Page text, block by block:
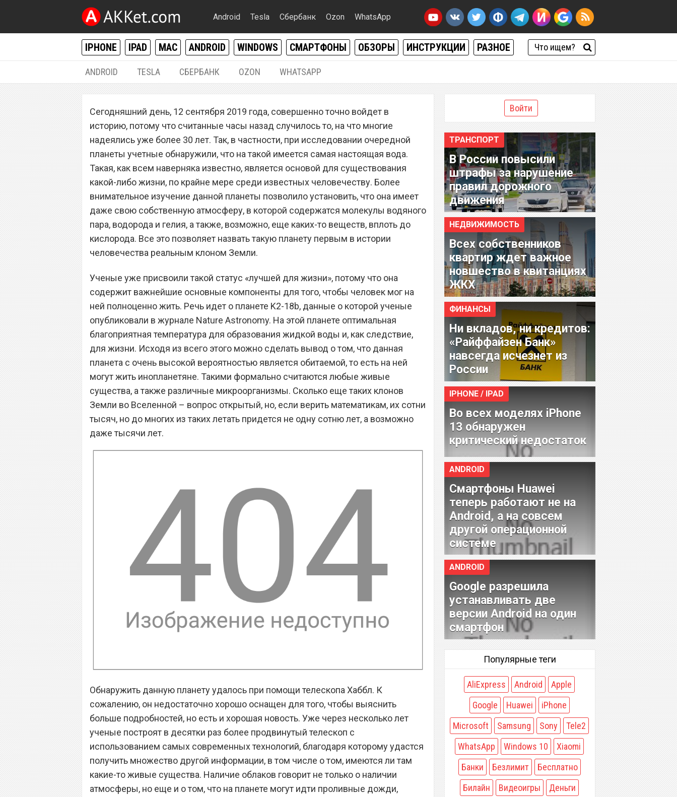
Android Tesla Сбербанк Ozon WhatsApp
IPHONE IPAD MAC ANDROID WINDOWS СМАРТФОНЫ ОБЗОРЫ ИНСТРУКЦИИ РАЗНОЕ
ANDROID TESLA СБЕРБАНК OZON WHATSAPP
Клон Земли: ученые впервые нашли
планету с водой и инопланетянами
Сегодняшний день, 12 сентября 2019 года, совершенно точно войдет в
историю, потому что считанные часы назад случилось то, на что многие
надеялись уже более 30 лет. Так, в частности, при исследовании очередной
планеты учетные обнаружили, что на такой имеется самая настоящая вода.
Такая, как всем наверняка известно, является основой для существования
какой-либо жизни, по крайне мере среди известных человечеству. Более
внимательное изучение данной планеты позволило установить, что она имеет
даже свою собственную атмосферу, в которой содержатся молекулы водяного
пара, водорода и гелия, а также, возможно, еще каких-то веществ, вплоть до
кислорода. Все это позволяет назвать такую планету первым в истории
человечества реальным клоном Земли.
Ученые уже присвоили такой статус «лучшей для жизни», потому что она
содержит важнейшие основные компоненты для того, чтобы человек мог на
ней полноценно жить. Речь идет о планете K2-18b, данные о которой ученые
опубликовали в журнале Nature Astronomy. На этой планете оптимальная
благоприятная температура для образования жидкой воды и, как следствие,
для жизни. Исходя из всего этого можно сделать вывод о том, что данная
планета с очень высокой вероятностью является обитаемой, то есть на ней
могут жить инопланетяне. Такими формально считаются любые живые
существа, а также различные микроорганизмы. Сколько еще таких клонов
Земли во Вселенной – вопрос открытый, но, если верить математикам, их сотни
тысяч, но до многих из таких летать придется не одну сотню лет, а возможно
даже тысячи лет.
Обнаружить данную планету удалось при помощи телескопа Хаббл. К
сожалению, он недостаточно хорошо оснащен для того, чтобы выяснить
больше подробностей, но есть и хорошая новость. Уже через несколько лет
ученые построят в десятки раз более продвинутый телескоп с
использованием самых современных технологий, благодаря которому удастся
получить множество другой информации, в том числе о том, имеются ли там
какие-то живые существа. Наличие облаков говорит не только о наличии
атмосферы, но еще и о том, что на планете могут идти проливные дожди,
Войти
ТРАНСПОРТ
В России повысили
штрафы за нарушение
правил дорожного
движения
НЕДВИЖИМОСТЬ
Всех собственников
квартир ждет важное
новшество в квитанциях
ЖКХ
ФИНАНСЫ
Ни вкладов, ни кредитов:
«Райффайзен Банк»
навсегда исчезнет из
России
IPHONE / IPAD
Во всех моделях iPhone
13 обнаружен
критический недостаток
ANDROID
Смартфоны Huawei
теперь работают не на
Android, а на совсем
другой операционной
системе
ANDROID
Google разрешила
устанавливать две
версии Android на один
смартфон
Популярные теги
AliExpress Android
Apple
Google
Huawei
iPhone
Microsoft
Samsung Sony
Tele2
WhatsApp
Windows 10
Xiaomi
Банки
Безлимит
Бесплатно
Билайн
Видеоигры
Деньги